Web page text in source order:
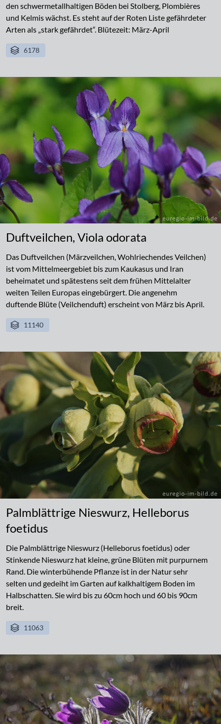
den schwermetallhaltigen Böden bei Stolberg, Plombières
und Kelmis wächst. Es steht auf der Roten Liste gefährdeter
Arten als „stark gefährdet“. Blütezeit: März-April
6178
Duftveilchen, Viola odorata
Das Duftveilchen (Märzveilchen, Wohlriechendes Veilchen)
ist vom Mittelmeergebiet bis zum Kaukasus und Iran
beheimatet und spätestens seit dem frühen Mittelalter
weiten Teilen Europas eingebürgert. Die angenehm
duftende Blüte (Veilchenduft) erscheint von März bis April.
11140
Palmblättrige Nieswurz, Helleborus
foetidus
Die Palmblättrige Nieswurz (Helleborus foetidus) oder
Stinkende Nieswurz hat kleine, grüne Blüten mit purpurnem
Rand. Die winterbühende Pflanze ist in der Natur sehr
selten und gedeiht im Garten auf kalkhaltigem Boden im
Halbschatten. Sie wird bis zu 60cm hoch und 60 bis 90cm
breit.
11063